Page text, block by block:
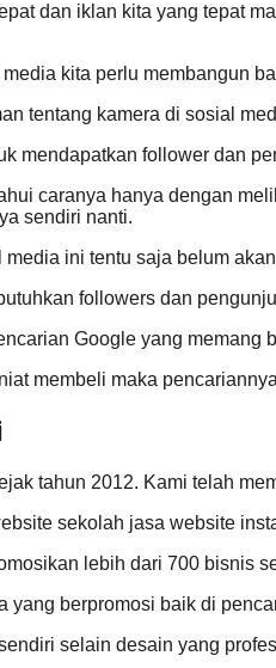
dan iklan kita yang tepat
kita perlu membangun
tentang kamera di sosial
mendapatkan follower dan
caranya hanya dengan
sendiri nanti.
ini tentu saja belum
followers dan
Google yang memang
membeli maka
tahun 2012. Kami telah
sekolah jasa website
lebih dari 700 bisnis
yang berpromosi baik di
selain desain yang